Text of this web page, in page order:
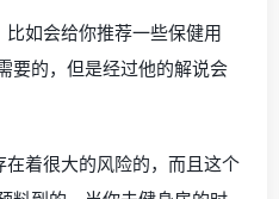
如会给你推荐一些保健用
要的，但是经过他的解说会
着很大的风险的，而且这个